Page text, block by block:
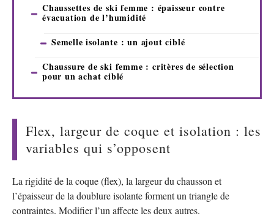
Chaussettes de ski femme : épaisseur contre
évacuation de l’humidité
Semelle isolante : un ajout ciblé
Chaussure de ski femme : critères de sélection
pour un achat ciblé
Flex, largeur de coque et isolation : les
variables qui s’opposent
La rigidité de la coque (flex), la largeur du chausson et
l’épaisseur de la doublure isolante forment un triangle de
contraintes. Modifier l’un affecte les deux autres.